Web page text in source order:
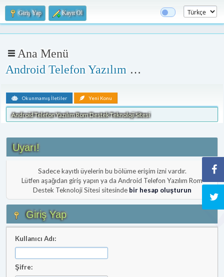
Giriş Yap Kayıt Ol
Ana Menü
Android Telefon Yazılım Rom Destek Teknoloji Sitesi
Okunmamış İletiler Yeni Konu
Android Telefon Yazılım Rom Destek Teknoloji Sitesi
Uyarı!
Sadece kayıtlı üyelerin bu bölüme erişim izni vardır.
Lütfen aşağıdan giriş yapın ya da Android Telefon Yazılım Rom
Destek Teknoloji Sitesi sitesinde bir hesap oluşturun
Giriş Yap
Kullanıcı Adı:
Şifre: